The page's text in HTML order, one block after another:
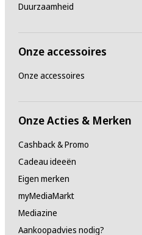
Duurzaamheid
Onze accessoires
Onze accessoires
Onze Acties & Merken
Cashback & Promo
Cadeau ideeën
Eigen merken
myMediaMarkt
Mediazine
Aankoopadvies nodig?